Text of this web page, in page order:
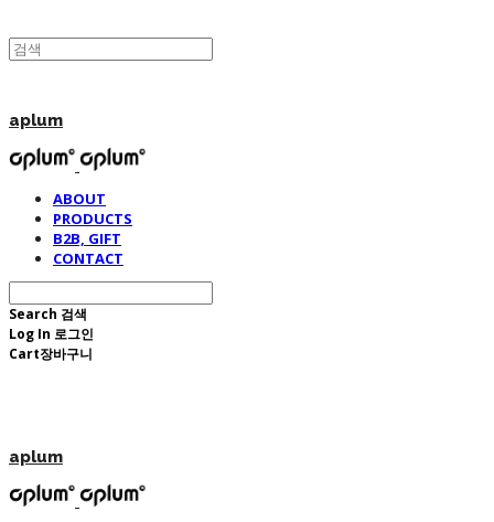
aplum
ABOUT
PRODUCTS
B2B, GIFT
CONTACT
Search 검색
Log In 로그인
Cart장바구니
aplum